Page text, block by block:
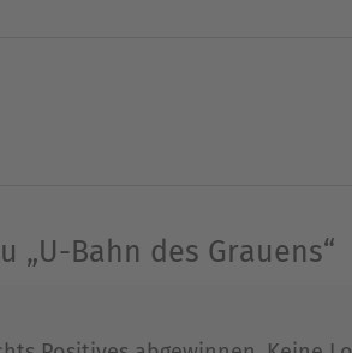
„U-Bahn des Grauens“